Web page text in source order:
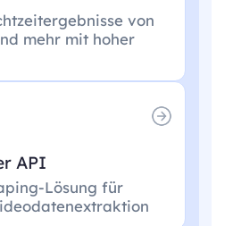
von
mehr mit hoher
API
Lösung für